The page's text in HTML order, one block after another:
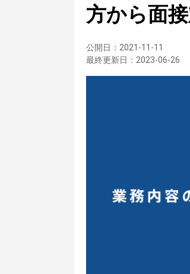
方から面
公開日： 2021-11-11
最終更新日： 2023-06-26